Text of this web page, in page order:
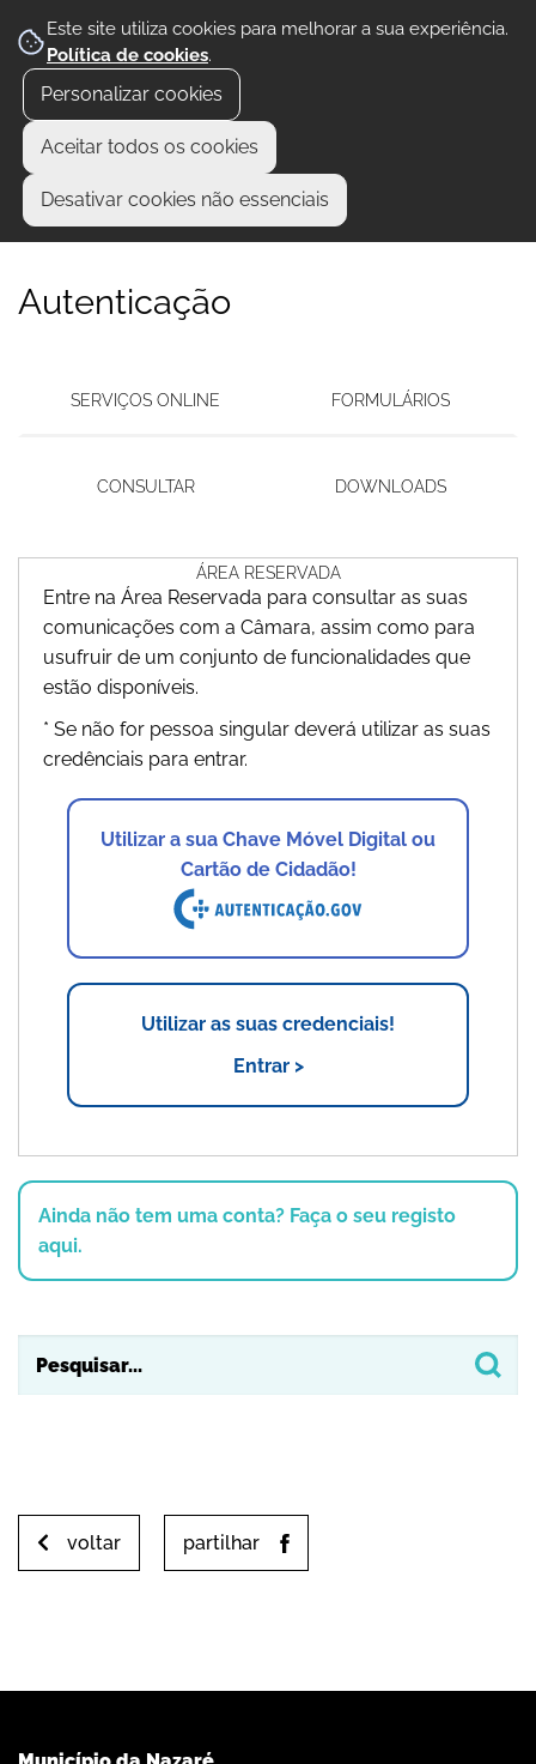
Este site utiliza cookies para melhorar a sua experiência.
Política de cookies.
Personalizar cookies
Aceitar todos os cookies
Desativar cookies não essenciais
Autenticação
SERVIÇOS ONLINE FORMULÁRIOS
CONSULTAR DOWNLOADS
ÁREA RESERVADA
Entre na Área Reservada para consultar as suas
comunicações com a Câmara, assim como para
usufruir de um conjunto de funcionalidades que
estão disponíveis.
* Se não for pessoa singular deverá utilizar as suas
credênciais para entrar.
Utilizar a sua Chave Móvel Digital ou
Cartão de Cidadão!
Utilizar as suas credenciais!
Entrar >
Ainda não tem uma conta? Faça o seu registo
aqui.
voltar partilhar